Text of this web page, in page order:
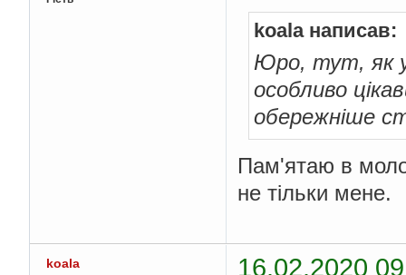
koala написав:
Юро, тут, як у
особливо
обережніше
Пам'ятаю в
не тільки мене.
koala
16.02.2020